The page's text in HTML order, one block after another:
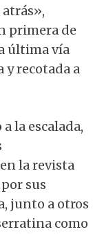
primera de
última vía
recotada a
la escalada,
la revista
sus
junto a otros
como